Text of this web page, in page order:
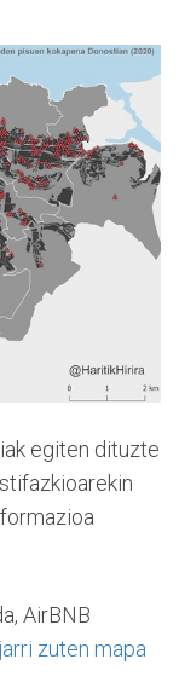
egiten dituzte
AirBNB
jarri zuten mapa